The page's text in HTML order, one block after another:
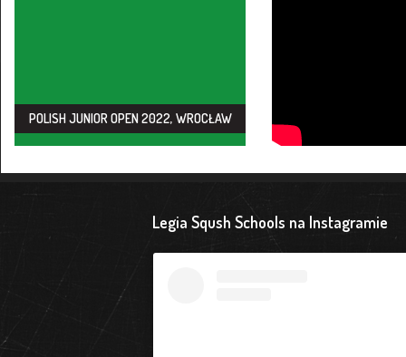
POLISH JUNIOR OPEN 2022, WROCŁAW
Legia Sqush Schools na Instagramie